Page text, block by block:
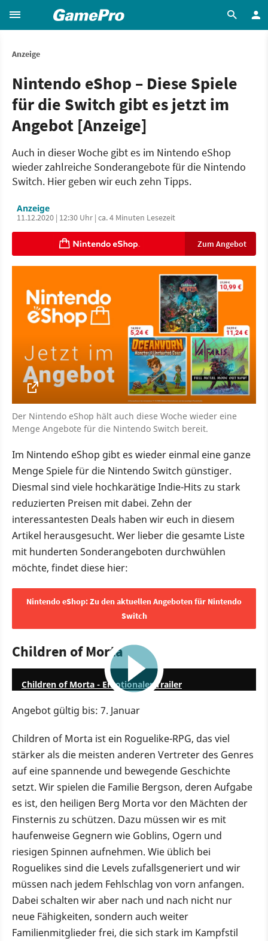
Anzeige
Nintendo eShop – Diese Spiele
für die Switch gibt es jetzt im
Angebot [Anzeige]
Auch in dieser Woche gibt es im Nintendo eShop
wieder zahlreiche Sonderangebote für die Nintendo
Switch. Hier geben wir euch zehn Tipps.
Anzeige
11.12.2020 | 12:30 Uhr | ca. 4 Minuten Lesezeit
Zum Angebot
Der Nintendo eShop hält auch diese Woche wieder eine
Menge Angebote für die Nintendo Switch bereit.
Im Nintendo eShop gibt es wieder einmal eine ganze
Menge Spiele für die Nintendo Switch günstiger.
Diesmal sind viele hochkarätige Indie-Hits zu stark
reduzierten Preisen mit dabei. Zehn der
interessantesten Deals haben wir euch in diesem
Artikel herausgesucht. Wer lieber die gesamte Liste
mit hunderten Sonderangeboten durchwühlen
möchte, findet diese hier:
Nintendo eShop: Zu den aktuellen Angeboten für Nintendo
Switch
Children of Morta
Children of Morta - Emotionaler Trailer
Angebot gültig bis: 7. Januar
Children of Morta ist ein Roguelike-RPG, das viel
stärker als die meisten anderen Vertreter des Genres
auf eine spannende und bewegende Geschichte
setzt. Wir spielen die Familie Bergson, deren Aufgabe
es ist, den heiligen Berg Morta vor den Mächten der
Finsternis zu schützen. Dazu müssen wir es mit
haufenweise Gegnern wie Goblins, Ogern und
riesigen Spinnen aufnehmen. Wie üblich bei
Roguelikes sind die Levels zufallsgeneriert und wir
müssen nach jedem Fehlschlag von vorn anfangen.
Dabei schalten wir aber nach und nach nicht nur
neue Fähigkeiten, sondern auch weiter
Familienmitglieder frei, die sich stark im Kampfstil